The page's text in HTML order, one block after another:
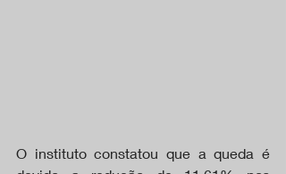
O instituto constatou que a queda é